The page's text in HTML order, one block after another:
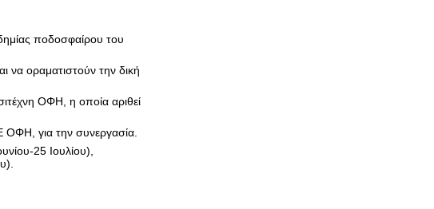
ποδοσφαίρου του
να οραματιστούν την δική
ΟΦΗ, η οποία αριθεί
ΟΦΗ, για την συνεργασία.
25 Ιουλίου),